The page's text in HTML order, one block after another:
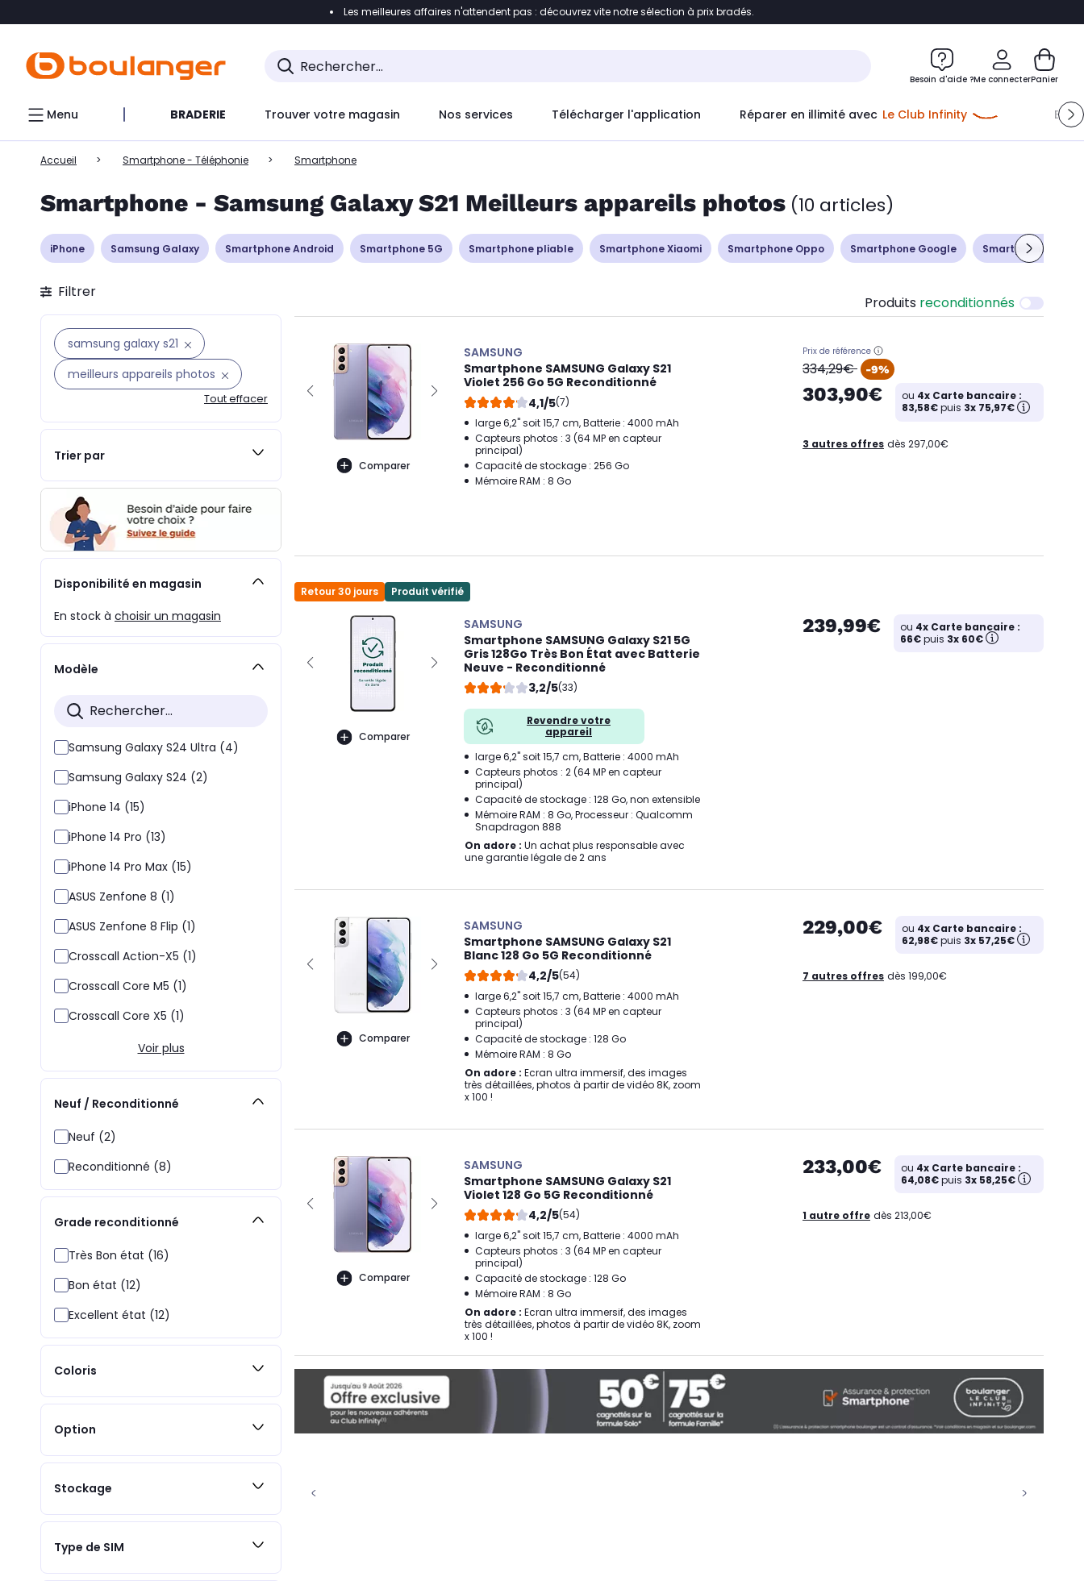
Accéder directement à la liste des produits Accéder directement au contenu
Accéder directement au chatbot
Les meilleures affaires n'attendent pas : découvrez vite notre sélection à prix bradés.
Besoin d'aide ?Me connecterPanier
Menu BRADERIE Trouver votre magasin Nos services Télécharger l'application Réparer en illimité avec Le Club Infinity
Accueil Smartphone - Téléphonie Smartphone
Smartphone - Samsung Galaxy S21 Meilleurs appareils photos (10 articles)
iPhone Samsung Galaxy Smartphone Android Smartphone 5G Smartphone pliable Smartphone Xiaomi Smartphone Oppo Smartphone Google Smartphone Sony
Filtrer
samsung galaxy s21
meilleurs appareils photos
Tout effacer
Trier par
Disponibilité en magasin
En stock à choisir un magasin
Modèle
Samsung Galaxy S24 Ultra (4)
Samsung Galaxy S24 (2)
iPhone 14 (15)
iPhone 14 Pro (13)
iPhone 14 Pro Max (15)
ASUS Zenfone 8 (1)
ASUS Zenfone 8 Flip (1)
Crosscall Action-X5 (1)
Crosscall Core M5 (1)
Crosscall Core X5 (1)
Voir plus
Neuf / Reconditionné
Neuf (2)
Reconditionné (8)
Grade reconditionné
Très Bon état (16)
Bon état (12)
Excellent état (12)
Coloris
Option
Stockage
Type de SIM
Produits reconditionnés
Comparer
SAMSUNG
Smartphone SAMSUNG Galaxy S21
Violet 256 Go 5G Reconditionné
4,1/5(7)
large 6,2" soit 15,7 cm, Batterie : 4000 mAh
Capteurs photos : 3 (64 MP en capteur
principal)
Capacité de stockage : 256 Go
Mémoire RAM : 8 Go
Prix de référence
oldPrice
334,29€ -9%
303,90€ ou 4x Carte bancaire :
83,58€puis 3x 75,97€
3 autres offres dès 297,00€
Retour 30 jours Produit vérifié
Comparer
SAMSUNG
Smartphone SAMSUNG Galaxy S21 5G
Gris 128Go Très Bon État avec Batterie
Neuve - Reconditionné
3,2/5(33)
Revendre votre
appareil
large 6,2" soit 15,7 cm, Batterie : 4000 mAh
Capteurs photos : 2 (64 MP en capteur
principal)
Capacité de stockage : 128 Go, non extensible
Mémoire RAM : 8 Go, Processeur : Qualcomm
Snapdragon 888
On adore : Un achat plus responsable avec
une garantie légale de 2 ans
239,99€ ou 4x Carte bancaire :
66€puis 3x 60€
Comparer
SAMSUNG
Smartphone SAMSUNG Galaxy S21
Blanc 128 Go 5G Reconditionné
4,2/5(54)
large 6,2" soit 15,7 cm, Batterie : 4000 mAh
Capteurs photos : 3 (64 MP en capteur
principal)
Capacité de stockage : 128 Go
Mémoire RAM : 8 Go
On adore : Ecran ultra immersif, des images
très détaillées, photos à partir de vidéo 8K, zoom
x 100 !
229,00€ ou 4x Carte bancaire :
62,98€puis 3x 57,25€
7 autres offres dès 199,00€
Comparer
SAMSUNG
Smartphone SAMSUNG Galaxy S21
Violet 128 Go 5G Reconditionné
4,2/5(54)
large 6,2" soit 15,7 cm, Batterie : 4000 mAh
Capteurs photos : 3 (64 MP en capteur
principal)
Capacité de stockage : 128 Go
Mémoire RAM : 8 Go
On adore : Ecran ultra immersif, des images
très détaillées, photos à partir de vidéo 8K, zoom
x 100 !
233,00€ ou 4x Carte bancaire :
64,08€puis 3x 58,25€
1 autre offre dès 213,00€